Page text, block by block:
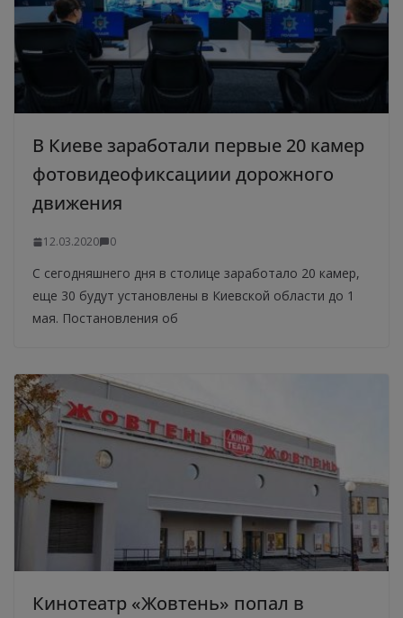
В Киеве заработали первые 20 камер
фотовидеофиксациии дорожного
движения
12.03.2020 0
С сегодняшнего дня в столице заработало 20 камер,
еще 30 будут установлены в Киевской области до 1
мая. Постановления об
Кинотеатр «Жовтень» попал в